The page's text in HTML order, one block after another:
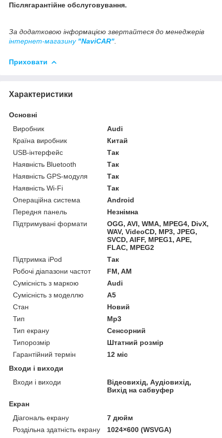
Післягарантійне обслуговування.
За додатковою інформацією звертайтеся до менеджерів
інтернет-магазину "NaviCAR"
Приховати
Характеристики
Основні
Виробник
Audi
Країна виробник
Китай
USB-інтерфейс
Так
Наявність Bluetooth
Так
Наявність GPS-модуля
Так
Наявність Wi-Fi
Так
Операційна система
Android
Передня панель
Незнімна
Підтримувані формати
OGG, AVI, WMA, MPEG4, DivX,
WAV, VideoCD, MP3, JPEG,
SVCD, AIFF, MPEG1, APE,
FLAC, MPEG2
Підтримка iPod
Так
Робочі діапазони частот
FM, AM
Сумісність з маркою
Audi
Сумісність з моделлю
A5
Стан
Новий
Тип
Mp3
Тип екрану
Сенсорний
Типорозмір
Штатний розмір
Гарантійний термін
12 міс
Входи і виходи
Входи і виходи
Відеовихід, Аудіовихід,
Вихід на сабвуфер
Екран
Діагональ екрану
7 дюйм
Роздільна здатність екрану
1024×600 (WSVGA)